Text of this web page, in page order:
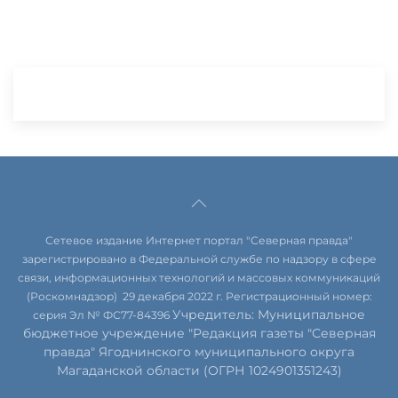
Сетевое издание Интернет портал "Северная правда"
зарегистрировано в Федеральной службе по надзору в сфере
связи, информационных технологий и массовых коммуникаций
(Роскомнадзор) 29 декабря 2022 г. Регистрационный номер:
серия Эл № ФС77-84396 Учредитель: Муниципальное
бюджетное учреждение "Редакция газеты "Северная
правда" Ягоднинского муниципального округа
Магаданской области (ОГРН 1024901351243)